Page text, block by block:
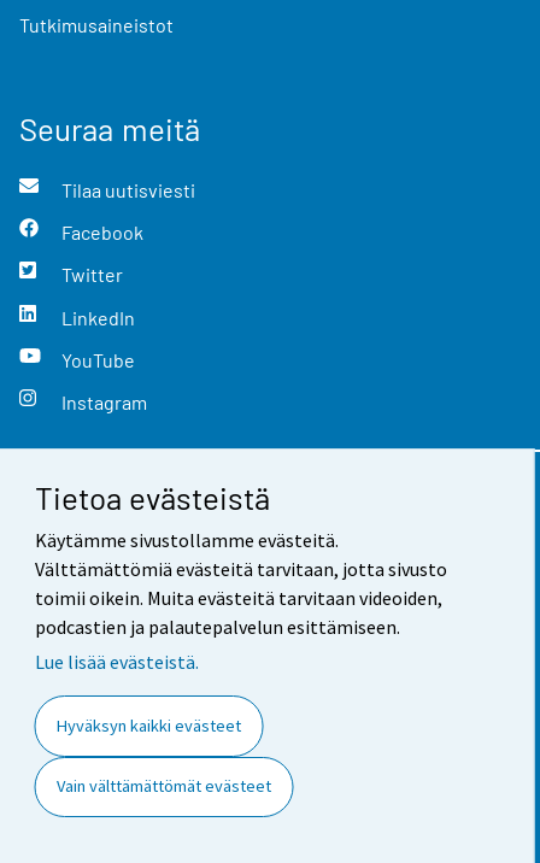
Tietoa evästeistä
Käytämme sivustollamme evästeitä.
Välttämättömiä evästeitä tarvitaan, jotta sivusto
toimii oikein. Muita evästeitä tarvitaan videoiden,
podcastien ja palautepalvelun esittämiseen.
Lue lisää evästeistä.
Hyväksyn kaikki evästeet
Vain välttämättömät evästeet
Tutkimusaineistot
Seuraa meitä
Tilaa uutisviesti
Facebook
Twitter
LinkedIn
YouTube
Instagram
Yhteystiedot
Palaute
Käyttöehdot
Saavutettavuus
Tietoa sivustosta
Evästeasetukset